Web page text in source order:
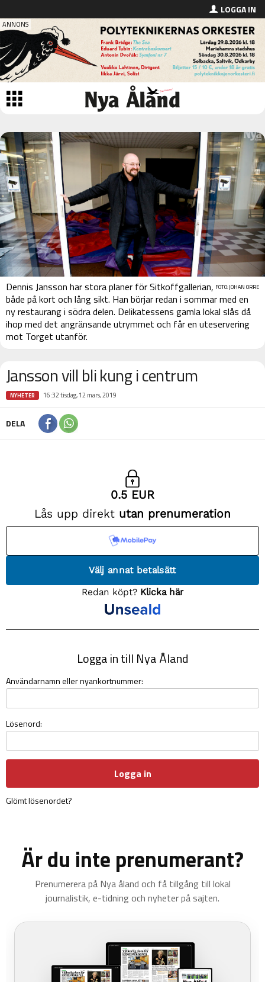
LOGGA IN
FOTO: JOHAN ORRE
Dennis Jansson har stora planer för Sitkoffgallerian,
både på kort och lång sikt. Han börjar redan i sommar med en
ny restaurang i södra delen. Delikatessens gamla lokal slås då
ihop med det angränsande utrymmet och får en uteservering
mot Torget utanför.
Jansson vill bli kung i centrum
NYHETER 16:32 tisdag, 12 mars, 2019
DELA